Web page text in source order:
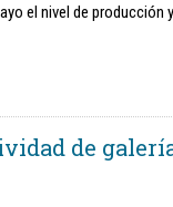
el nivel de producción
de